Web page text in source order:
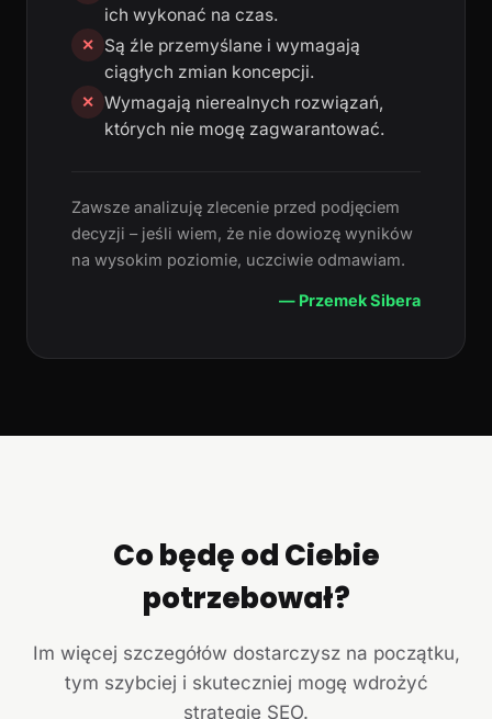
ich wykonać na czas.
✕
Są źle przemyślane i wymagają
ciągłych zmian koncepcji.
✕ Wymagają nierealnych rozwiązań,
których nie mogę zagwarantować.
Zawsze analizuję zlecenie przed podjęciem
decyzji – jeśli wiem, że nie dowiozę wyników
na wysokim poziomie, uczciwie odmawiam.
— Przemek Sibera
Co będę od Ciebie
potrzebował?
Im więcej szczegółów dostarczysz na początku,
tym szybciej i skuteczniej mogę wdrożyć
strategię SEO.